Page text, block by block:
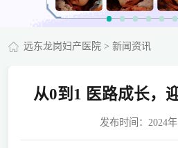
远东龙岗妇产医院> 新闻资讯
从0到1 医路成长，
发布时间：2024年